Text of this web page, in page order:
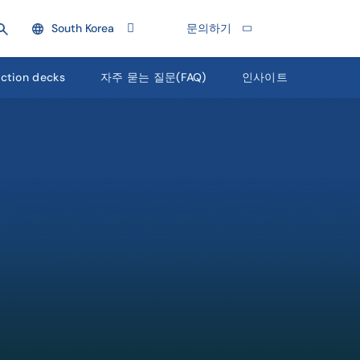
South Korea 문의하기
decks 자주 묻는 질문(FAQ) 인사이트